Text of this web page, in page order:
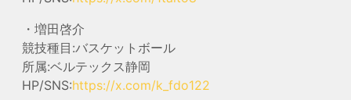
・増田啓介
競技種目:バスケットボール
所属:ベルテックス静岡
HP/SNS:https://x.com/k_fdo122